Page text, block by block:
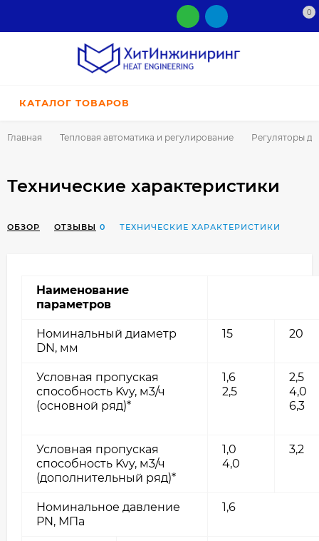
0
КАТАЛОГ ТОВАРОВ
Главная Тепловая автоматика и регулирование Регуляторы
Технические характеристики
ОБЗОР ОТЗЫВЫ 0 ТЕХНИЧЕСКИЕ ХАРАКТЕРИСТИКИ
Наименование
параметров
Номинальный диаметр
DN, мм
15 20
Условная пропуская
способность Kvy, м3/ч
(основной ряд)*
1,6
2,5
2,5
4,0
6,3
Условная пропуская
способность Kvy, м3/ч
(дополнительный ряд)*
1,0
4,0
3,2
Номинальное давление
PN, МПа
1,6